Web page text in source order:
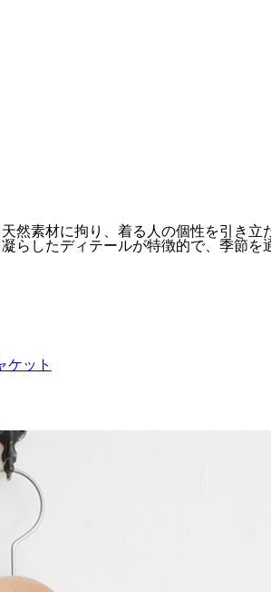
素材に拘り、着る人の個性を引き立
らしたディテールが特徴的で、季節を